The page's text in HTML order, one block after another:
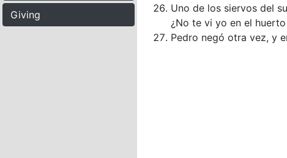
Giving
Uno de los siervos del
¿No te vi yo en el
Pedro negó otra vez, y